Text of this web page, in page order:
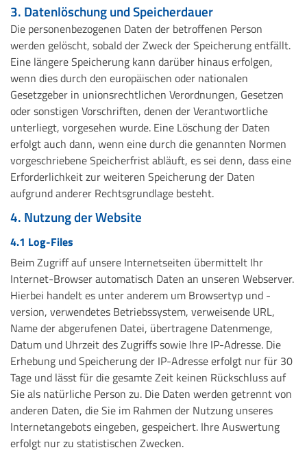
3. Datenlöschung und Speicherdauer
Die personenbezogenen Daten der betroffenen Person
werden gelöscht, sobald der Zweck der Speicherung entfällt.
Eine längere Speicherung kann darüber hinaus erfolgen,
wenn dies durch den europäischen oder nationalen
Gesetzgeber in unionsrechtlichen Verordnungen, Gesetzen
oder sonstigen Vorschriften, denen der Verantwortliche
unterliegt, vorgesehen wurde. Eine Löschung der Daten
erfolgt auch dann, wenn eine durch die genannten Normen
vorgeschriebene Speicherfrist abläuft, es sei denn, dass eine
Erforderlichkeit zur weiteren Speicherung der Daten
aufgrund anderer Rechtsgrundlage besteht.
4. Nutzung der Website
4.1 Log-Files
Beim Zugriff auf unsere Internetseiten übermittelt Ihr
Internet-Browser automatisch Daten an unseren Webserver.
Hierbei handelt es unter anderem um Browsertyp und -
version, verwendetes Betriebssystem, verweisende URL,
Name der abgerufenen Datei, übertragene Datenmenge,
Datum und Uhrzeit des Zugriffs sowie Ihre IP-Adresse. Die
Erhebung und Speicherung der IP-Adresse erfolgt nur für 30
Tage und lässt für die gesamte Zeit keinen Rückschluss auf
Sie als natürliche Person zu. Die Daten werden getrennt von
anderen Daten, die Sie im Rahmen der Nutzung unseres
Internetangebots eingeben, gespeichert. Ihre Auswertung
erfolgt nur zu statistischen Zwecken.